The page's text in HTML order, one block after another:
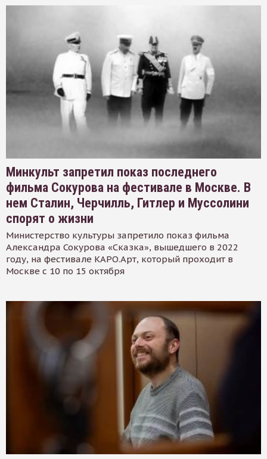
Минкульт запретил показ последнего
фильма Сокурова на фестивале в Москве. В
нем Сталин, Черчилль, Гитлер и Муссолини
спорят о жизни
Министерство культуры запретило показ фильма
Александра Сокурова «Сказка», вышедшего в 2022
году, на фестивале КАРО.Арт, который проходит в
Москве с 10 по 15 октября